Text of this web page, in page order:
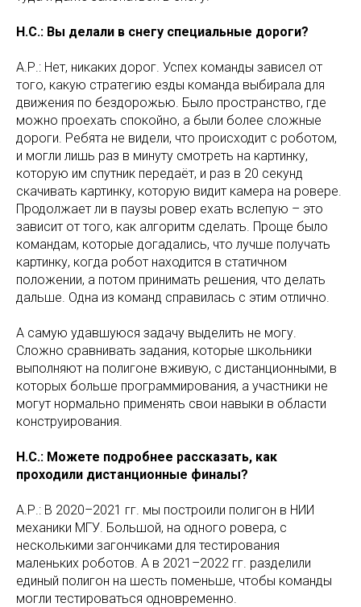
Н.С.: Вы делали в снегу специальные дороги?
А.Р.: Нет, никаких дорог. Успех команды зависел от
того, какую стратегию езды команда выбирала для
движения по бездорожью. Было пространство, где
можно проехать спокойно, а были более сложные
дороги. Ребята не видели, что происходит с роботом,
и могли лишь раз в минуту смотреть на картинку,
которую им спутник передаёт, и раз в 20 секунд
скачивать картинку, которую видит камера на ровере.
Продолжает ли в паузы ровер ехать вслепую – это
зависит от того, как алгоритм сделать. Проще было
командам, которые догадались, что лучше получать
картинку, когда робот находится в статичном
положении, а потом принимать решения, что делать
дальше. Одна из команд справилась с этим отлично.
А самую удавшуюся задачу выделить не могу.
Сложно сравнивать задания, которые школьники
выполняют на полигоне вживую, с дистанционными, в
которых больше программирования, а участники не
могут нормально применять свои навыки в области
конструирования.
Н.С.: Можете подробнее рассказать, как
проходили дистанционные финалы?
А.Р.: В 2020–2021 гг. мы построили полигон в НИИ
механики МГУ. Большой, на одного ровера, с
несколькими загончиками для тестирования
маленьких роботов. А в 2021–2022 гг. разделили
единый полигон на шесть поменьше, чтобы команды
могли тестироваться одновременно.